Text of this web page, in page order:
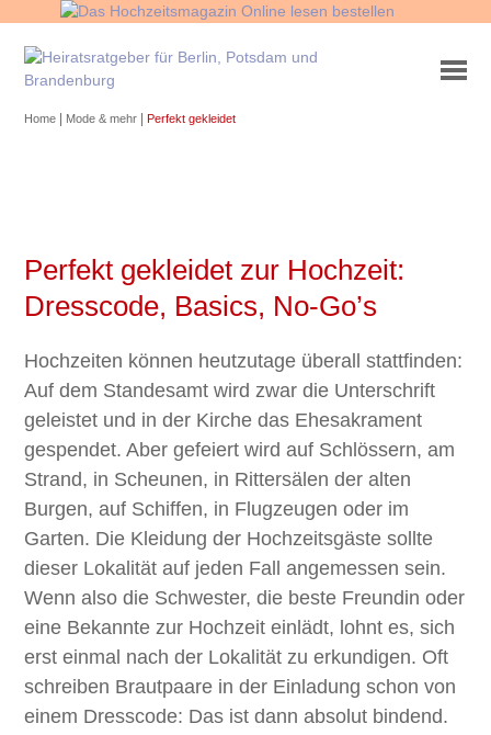
Home Mode & mehr |Perfekt gekleidet
Perfekt gekleidet zur Hochzeit:
Dresscode, Basics, No-Go’s
Hochzeiten können heutzutage überall stattfinden:
Auf dem Standesamt wird zwar die Unterschrift
geleistet und in der Kirche das Ehesakrament
gespendet. Aber gefeiert wird auf Schlössern, am
Strand, in Scheunen, in Rittersälen der alten
Burgen, auf Schiffen, in Flugzeugen oder im
Garten. Die Kleidung der Hochzeitsgäste sollte
dieser Lokalität auf jeden Fall angemessen sein.
Wenn also die Schwester, die beste Freundin oder
eine Bekannte zur Hochzeit einlädt, lohnt es, sich
erst einmal nach der Lokalität zu erkundigen. Oft
schreiben Brautpaare in der Einladung schon von
einem Dresscode: Das ist dann absolut bindend.